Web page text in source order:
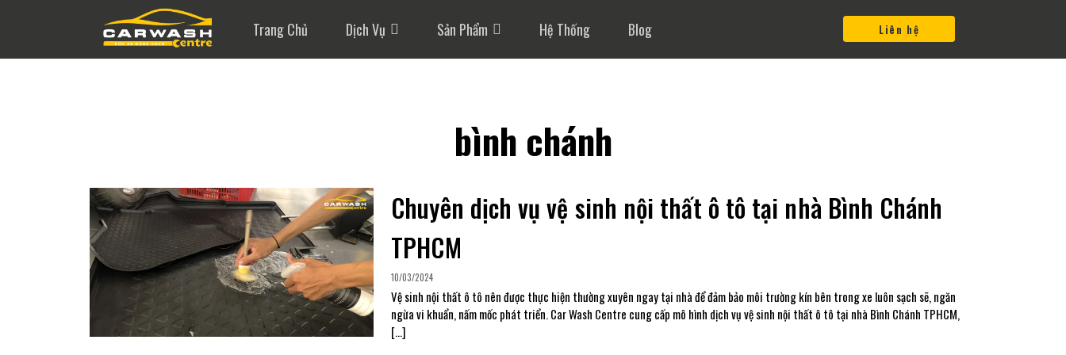
Trang Chủ Dịch Vụ Sản Phẩm Hệ Thống Blog Liên hệ
bình chánh
Chuyên dịch vụ vệ sinh nội thất ô tô tại nhà Bình Chánh
TPHCM
10/03/2024
Vệ sinh nội thất ô tô nên được thực hiện thường xuyên ngay tại nhà để đảm bảo môi trường kín bên trong xe luôn sạch sẽ, ngăn
ngừa vi khuẩn, nấm mốc phát triển. Car Wash Centre cung cấp mô hình dịch vụ vệ sinh nội thất ô tô tại nhà Bình Chánh TPHCM,
[…]